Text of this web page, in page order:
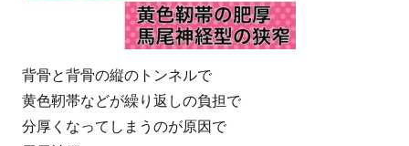
背骨と背骨の縦のトンネルで
黄色靭帯などが繰り返しの負担で
分厚くなってしまうのが原因で